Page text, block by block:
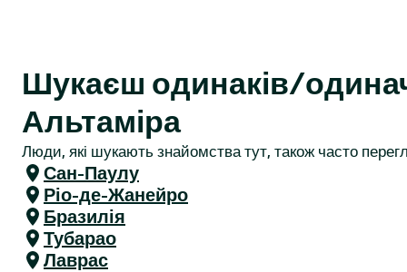
Шукаєш одинаків/
Альтаміра
Люди, які шукають знайомства тут, також часто
Сан-Паулу
Ріо-де-Жанейро
Бразилія
Тубарао
Лаврас